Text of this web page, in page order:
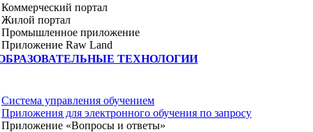
Коммерческий портал
Жилой портал
Промышленное приложение
Приложение Raw Land
ТЕХНОЛОГИИ
Система управления обучением
Приложения для электронного обучения по запросу
Приложение «Вопросы и ответы»